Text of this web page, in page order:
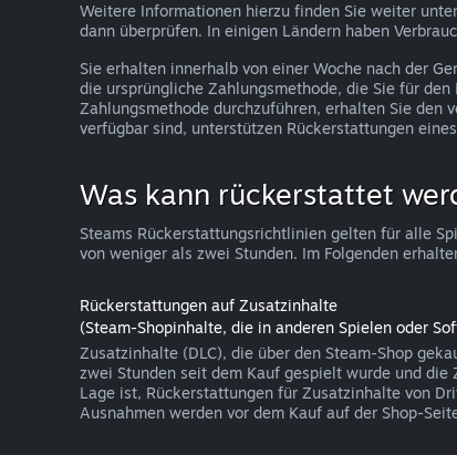
Weitere Informationen hierzu finden Sie weiter
dann überprüfen. In einigen Ländern haben
Sie erhalten innerhalb von einer Woche nach der
die ursprüngliche Zahlungsmethode, die Sie für
Zahlungsmethode durchzuführen, erhalten Sie den
verfügbar sind, unterstützen Rückerstattungen
Was kann rückerstattet
Steams Rückerstattungsrichtlinien gelten für alle
von weniger als zwei Stunden. Im Folgenden
Rückerstattungen auf Zusatzinhalte
(Steam-Shopinhalte, die in anderen Spielen oder
Zusatzinhalte (DLC), die über den Steam-Shop
zwei Stunden seit dem Kauf gespielt wurde und
Lage ist, Rückerstattungen für Zusatzinhalte von
Ausnahmen werden vor dem Kauf auf der Shop-